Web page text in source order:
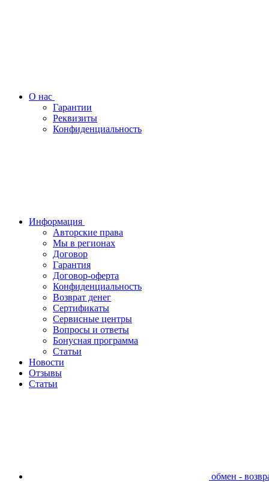
О нас
Гарантии
Реквизиты
Конфиденциальность
Информация
Авторские права
Мы в регионах
Договор
Гарантия
Договор-оферта
Конфиденциальность
Возврат денег
Сертификаты
Сервисные центры
Вопросы и ответы
Бонусная программа
Статьи
Новости
Отзывы
Статьи
обмен -